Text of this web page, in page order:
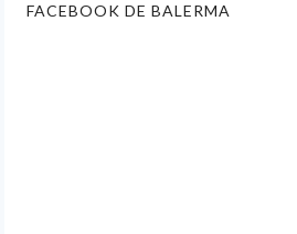
FACEBOOK DE BALERMA